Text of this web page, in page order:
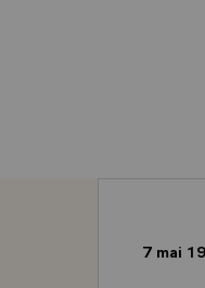
7 mai